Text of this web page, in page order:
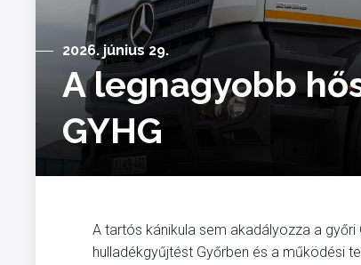
2026. június 29.
A legnagyobb
GYHG
A tartós kánikula sem akadályozza a
hulladékgyűjtést Győrben és a működési